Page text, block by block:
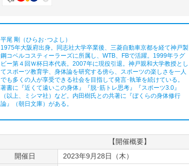
平尾 剛（ひらお･つよし）
1975年大阪府出身。同志社大学卒業後、三菱自動車京都を経て神戸製
鋼コベルコスティーラーズに所属し、WTB、FBで活躍。1999年ラグ
ビー第４回Ｗ杯日本代表。2007年に現役引退。神戸親和大学教授とし
てスポーツ教育学、身体論を研究する傍ら、スポーツの楽しさを一人
でも多くの人が享受できる社会を目指して発言･執筆を続けている。
著書に『近くて遠いこの身体』『脱･筋トレ思考』『スポーツ3.0』
（以上、ミシマ社）など。内田樹氏との共著に『ぼくらの身体修行
論』（朝日文庫）がある。
【開催概要】
開催日
2023年9月28日（木）